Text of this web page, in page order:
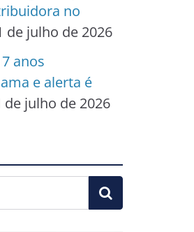
no
de julho de 2026
anos
e alerta é
de julho de 2026